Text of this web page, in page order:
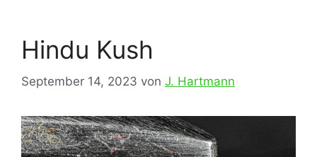
Hindu Kush
September 14, 2023 von J. Hartmann